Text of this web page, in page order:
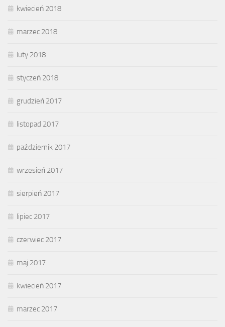
kwiecień 2018
marzec 2018
luty 2018
styczeń 2018
grudzień 2017
listopad 2017
październik 2017
wrzesień 2017
sierpień 2017
lipiec 2017
czerwiec 2017
maj 2017
kwiecień 2017
marzec 2017